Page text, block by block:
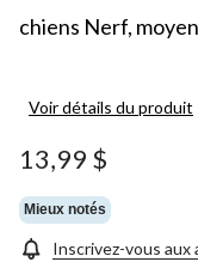
chiens Nerf,
Voir détails du produit
13,99 $
Mieux notés
Inscrivez-vous aux